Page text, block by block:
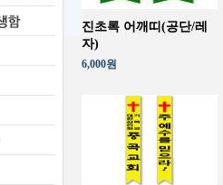
진초록 어깨띠(공단/레
자)
6,000원